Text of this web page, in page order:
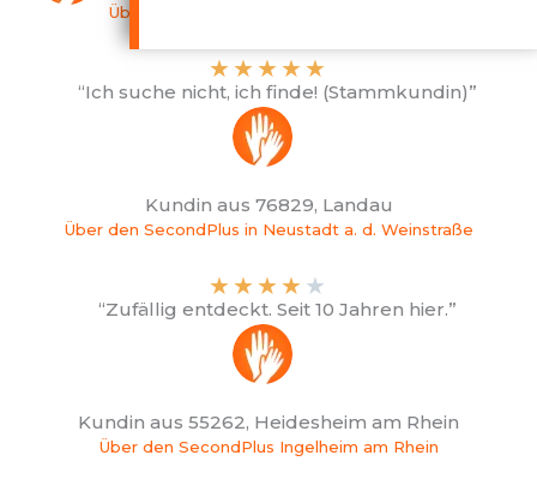
Über den SecondPlus in Mannheim-Stadt
★★★★★
“Ich suche nicht, ich finde! (Stammkundin)”
Kundin aus 76829, Landau
Über den SecondPlus in Neustadt a. d. Weinstraße
★★★★ ★
“Zufällig entdeckt. Seit 10 Jahren hier.”
Kundin aus 55262, Heidesheim am Rhein
Über den SecondPlus Ingelheim am Rhein